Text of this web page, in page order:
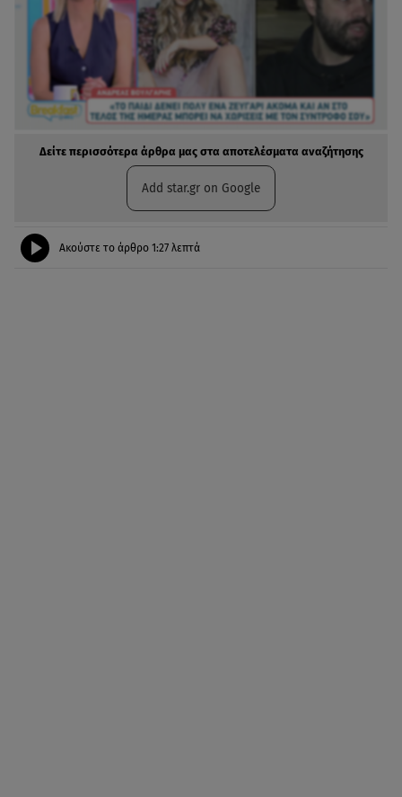
Δείτε περισσότερα άρθρα μας στα αποτελέσματα αναζήτησης
Add star.gr on Google
Ακούστε το άρθρο 1:27 λεπτά